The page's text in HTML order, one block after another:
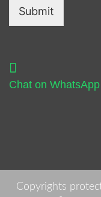
Submit
Chat on
Copyrights